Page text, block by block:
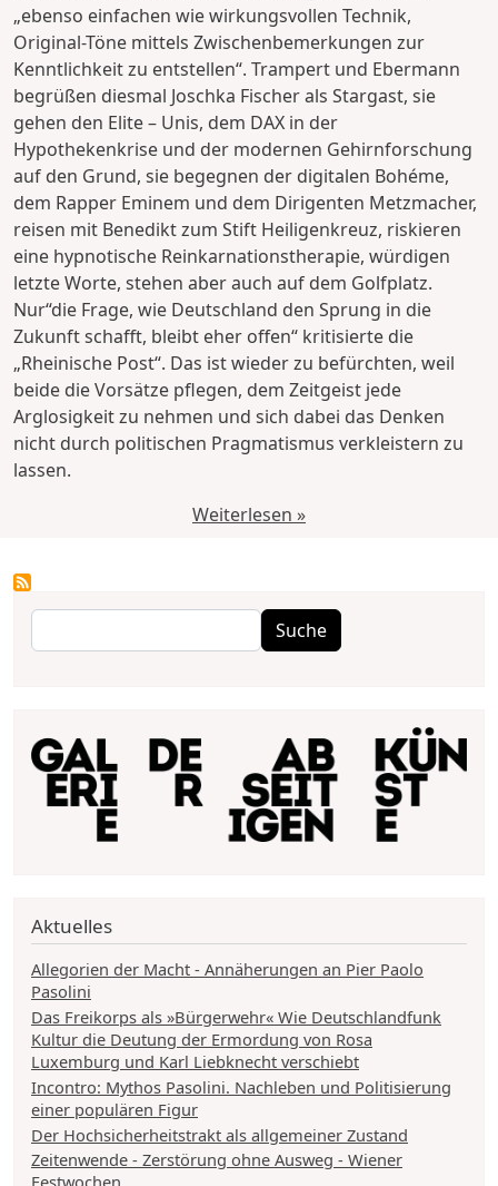
„ebenso einfachen wie wirkungsvollen Technik,
Original-Töne mittels Zwischenbemerkungen zur
Kenntlichkeit zu entstellen“. Trampert und Ebermann
begrüßen diesmal Joschka Fischer als Stargast, sie
gehen den Elite – Unis, dem DAX in der
Hypothekenkrise und der modernen Gehirnforschung
auf den Grund, sie begegnen der digitalen Bohéme,
dem Rapper Eminem und dem Dirigenten Metzmacher,
reisen mit Benedikt zum Stift Heiligenkreuz, riskieren
eine hypnotische Reinkarnationstherapie, würdigen
letzte Worte, stehen aber auch auf dem Golfplatz.
Nur“die Frage, wie Deutschland den Sprung in die
Zukunft schafft, bleibt eher offen“ kritisierte die
„Rheinische Post“. Das ist wieder zu befürchten, weil
beide die Vorsätze pflegen, dem Zeitgeist jede
Arglosigkeit zu nehmen und sich dabei das Denken
nicht durch politischen Pragmatismus verkleistern zu
lassen.
Weiterlesen »
Suche Suche
Aktuelles
Allegorien der Macht - Annäherungen an Pier Paolo
Pasolini
Das Freikorps als »Bürgerwehr« Wie Deutschlandfunk
Kultur die Deutung der Ermordung von Rosa
Luxemburg und Karl Liebknecht verschiebt
Incontro: Mythos Pasolini. Nachleben und Politisierung
einer populären Figur
Der Hochsicherheitstrakt als allgemeiner Zustand
Zeitenwende - Zerstörung ohne Ausweg - Wiener